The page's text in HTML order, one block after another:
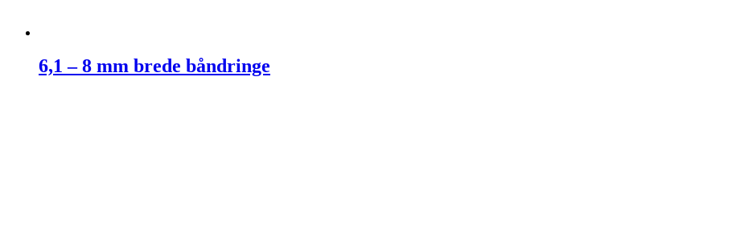
6,1 – 8 mm brede båndringe